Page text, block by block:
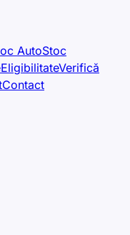
AutoStoc
EligibilitateVerifică
Contact